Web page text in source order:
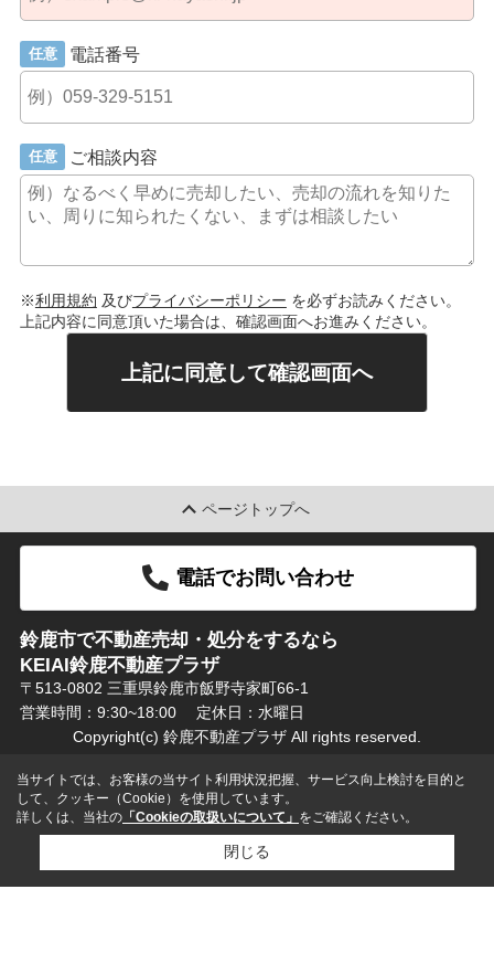
任意 電話番号
任意 ご相談内容
※利用規約 及びプライバシーポリシー を必ずお読みください。
上記内容に同意頂いた場合は、確認画面へお進みください。
上記に同意して確認画面へ
ページトップへ
電話でお問い合わせ
鈴鹿市で不動産売却・処分をするなら
KEIAI鈴鹿不動産プラザ
〒513-0802 三重県鈴鹿市飯野寺家町66-1
営業時間：9:30~18:00
定休日：水曜日
Copyright(c) 鈴鹿不動産プラザ All rights reserved.
当サイトでは、お客様の当サイト利用状況把握、サービス向上検討を目的と
して、クッキー（Cookie）を使用しています。
詳しくは、当社の 「Cookieの取扱いについて」 をご確認ください。
閉じる